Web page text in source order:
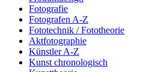
Fotografie
Fotografen A-Z
Fototechnik / Fototheorie
Aktfotographie
Künstler A-Z
Kunst chronologisch